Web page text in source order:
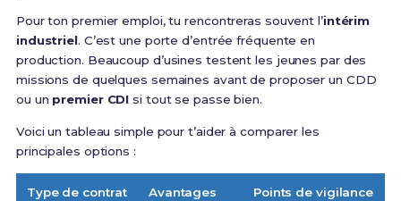
Pour ton premier emploi, tu rencontreras souvent l’intérim
industriel. C’est une porte d’entrée fréquente en
production. Beaucoup d’usines testent les jeunes par des
missions de quelques semaines avant de proposer un CDD
ou un premier CDI si tout se passe bien.
Voici un tableau simple pour t’aider à comparer les
principales options :
Type de contrat Avantages Points de vigilance